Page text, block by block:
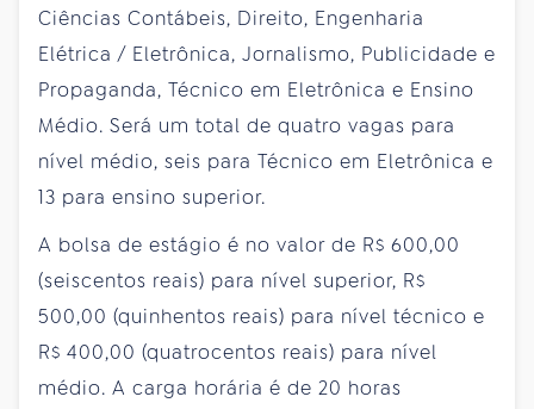
Ciências Contábeis, Direito, Engenharia
Elétrica / Eletrônica, Jornalismo, Publicidade e
Propaganda, Técnico em Eletrônica e Ensino
Médio. Será um total de quatro vagas para
nível médio, seis para Técnico em Eletrônica e
13 para ensino superior.
A bolsa de estágio é no valor de R$ 600,00
(seiscentos reais) para nível superior, R$
500,00 (quinhentos reais) para nível técnico e
R$ 400,00 (quatrocentos reais) para nível
médio. A carga horária é de 20 horas